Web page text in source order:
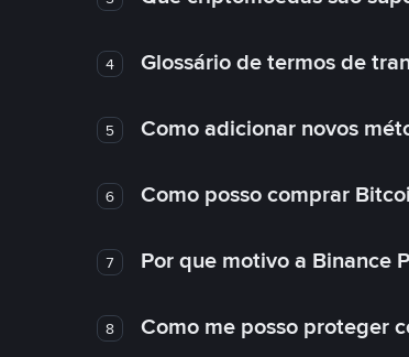
4 Glossário de termos de
5 Como adicionar novos
6 Como posso comprar
7 Por que motivo a Binance
8 Como me posso proteger